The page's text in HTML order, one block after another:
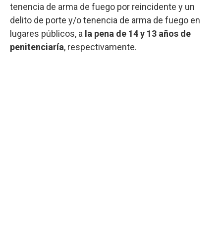
tenencia de arma de fuego por reincidente y un
delito de porte y/o tenencia de arma de fuego en
lugares públicos, a la pena de 14 y 13 años de
penitenciaría, respectivamente.